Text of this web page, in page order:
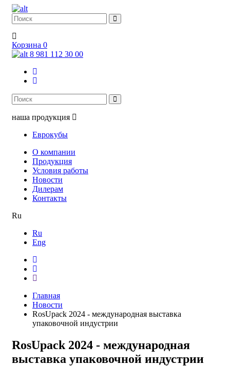
Корзина 0
8 981 112 30 00
наша продукция
Еврокубы
О компании
Продукция
Условия работы
Новости
Дилерам
Контакты
Ru
Ru
Eng
Главная
Новости
RosUpack 2024 - международная выставка
упаковочной индустрии
RosUpack 2024 - международная
выставка упаковочной индустрии